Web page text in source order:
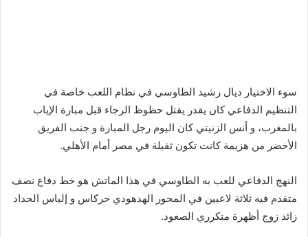
سوء الاختيار ديال رشيد الطاوسي في نظام اللعب خاصة في
التنظيم الدفاعي كان يقدر يقتل حظوظ الرجاء قبل مبارة الإياب
بالمغرب، و أنس الزنيتي كان اليوم رجل المبارة و جنب الفريق
الأخضر من هزيمة كانت تكون ثقيلة في مصر أمام الأهلي.
النهج الدفاعي للعب به الطاوسي في هذا الماتش هو خط دفاع نصف
متقدم فيه ثلاثة لاعبين في المحور الهدهودي حركاس و إلياس الحداد
زائد زوج أظهرة متكرري الصعود.